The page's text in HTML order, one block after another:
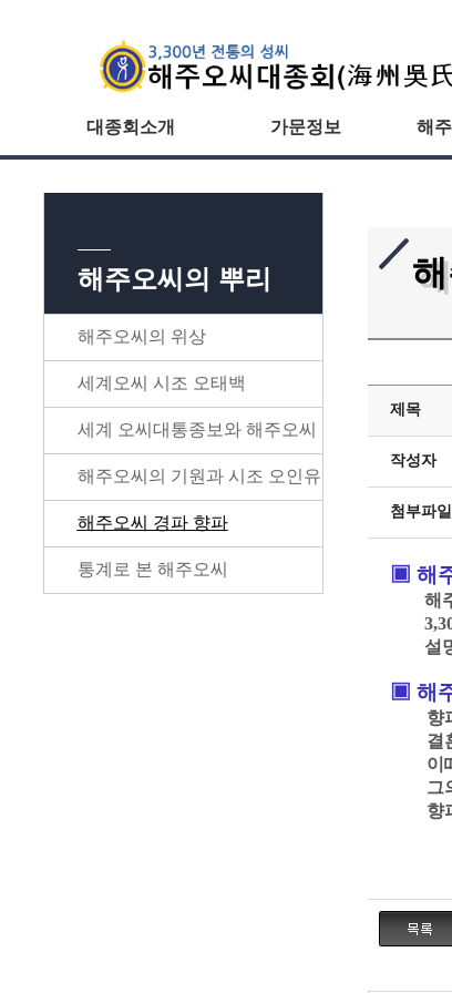
대종회소개 가문정보 해
해주오씨의 뿌리
해주오씨의 위상
세계오씨 시조 오태백
세계 오씨대통종보와 해주오씨
해주오씨의 기원과 시조 오인유
해주오씨 경파 향파
통계로 본 해주오씨
제목
작성자
첨부파일
▣ 해
해
설
▣ 해
향
결
이
그
향